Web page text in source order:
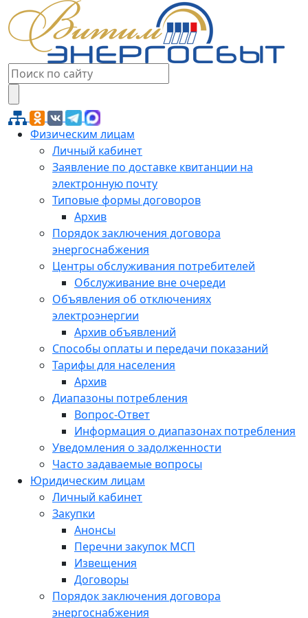
Физическим лицам
Личный кабинет
Заявление по доставке квитанции на
электронную почту
Типовые формы договоров
Архив
Порядок заключения договора
энергоснабжения
Центры обслуживания потребителей
Обслуживание вне очереди
Объявления об отключениях
электроэнергии
Архив объявлений
Способы оплаты и передачи показаний
Тарифы для населения
Архив
Диапазоны потребления
Вопрос-Ответ
Информация о диапазонах потребления
Уведомления о задолженности
Часто задаваемые вопросы
Юридическим лицам
Личный кабинет
Закупки
Анонсы
Перечни закупок МСП
Извещения
Договоры
Порядок заключения договора
энергоснабжения